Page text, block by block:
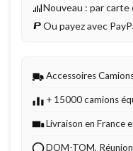
Nouveau : par carte
Ou payez avec
Accessoires
+ 15000 camions
Livraison en France
DOM-TOM,